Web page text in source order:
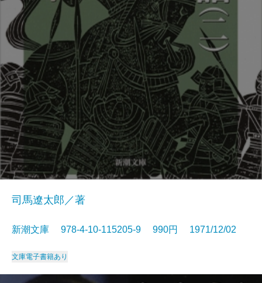
司馬遼太郎／著
新潮文庫 978-4-10-115205-9 990円 1971/12/02
文庫電子書籍あり